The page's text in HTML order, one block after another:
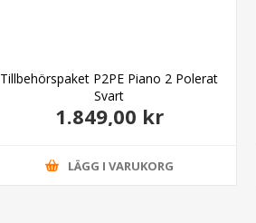
Tillbehörspaket P2PE Piano 2 Polerat
Svart
1.849,00 kr
LÄGG I VARUKORG